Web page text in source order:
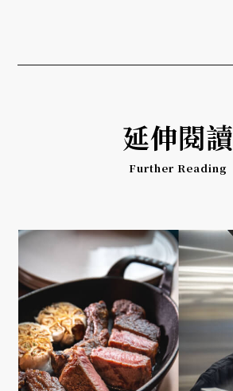
延伸閱讀
Further Reading